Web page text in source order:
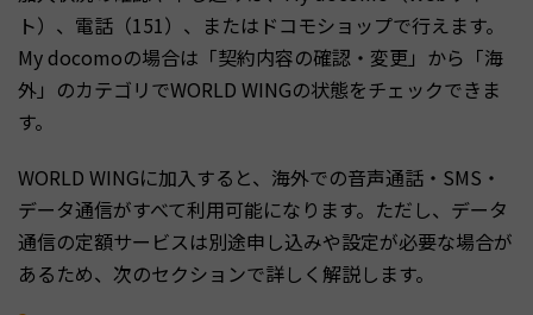
ト）、電話（151）、またはドコモショップで行えます。
My docomoの場合は「契約内容の確認・変更」から「海
外」のカテゴリでWORLD WINGの状態をチェックできま
す。
WORLD WINGに加入すると、海外での音声通話・SMS・
データ通信がすべて利用可能になります。ただし、データ
通信の定額サービスは別途申し込みや設定が必要な場合が
あるため、次のセクションで詳しく解説します。